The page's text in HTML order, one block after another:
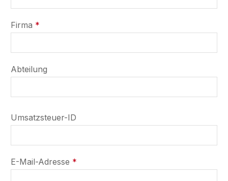
Firma *
Abteilung
Umsatzsteuer-ID
E-Mail-Adresse *